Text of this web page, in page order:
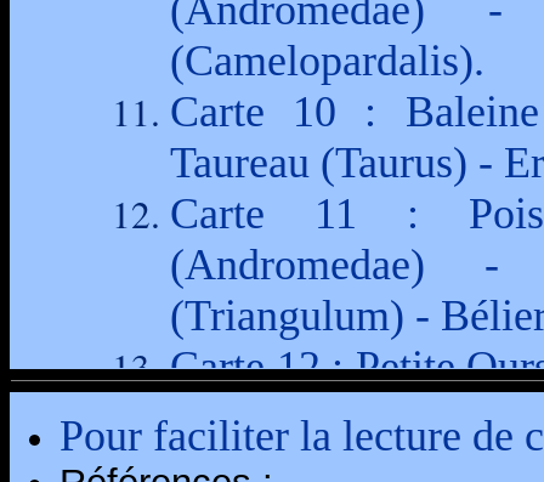
Pour faciliter la lecture de